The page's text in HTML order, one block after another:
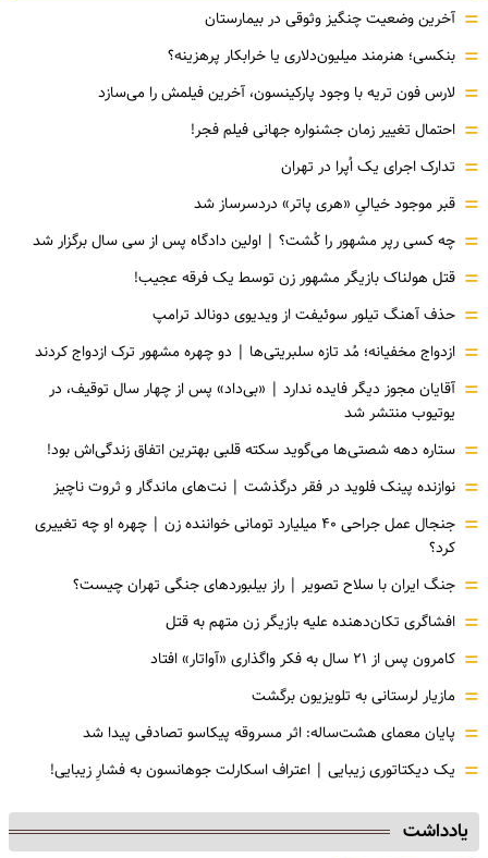
= آخرین وضعیت چنگیز وثوقی در بیمارستان
= بنکسی؛ هنرمند میلیون‌دلاری یا خرابکار پرهزینه؟
= لارس فون تریه با وجود پارکینسون، آخرین فیلمش را می‌سازد
= احتمال تغییر زمان جشنواره جهانی فیلم فجر!
= تدارک اجرای یک اُپرا در تهران
= قبر موجود خیالیِ «هری پاتر» دردسرساز شد
= چه کسی رپر مشهور را کُشت؟ | اولین دادگاه پس از سی سال برگزار شد
= قتل هولناک بازیگر مشهور زن توسط یک فرقه عجیب!
= حذف آهنگ تیلور سوئیفت از ویدیوی دونالد ترامپ
= ازدواج مخفیانه؛ مُد تازه سلبریتی‌ها | دو چهره مشهور ترک ازدواج کردند
= آقایان مجوز دیگر فایده ندارد | «بی‌داد» پس از چهار سال توقیف، در
یوتیوب منتشر شد
= ستاره دهه شصتی‌ها می‌گوید سکته قلبی بهترین اتفاق زندگی‌اش بود!
= نوازنده پینک فلوید در فقر درگذشت | نت‌های ماندگار و ثروت ناچیز
=
جنجال عمل جراحی ۴۰ میلیارد تومانی خواننده زن | چهره او چه تغییری
کرد؟
= جنگ ایران با سلاح تصویر | راز بیلبوردهای جنگی تهران چیست؟
= افشاگری‌ تکان‌دهنده علیه بازیگر زن متهم به قتل
= کامرون پس از ۲۱ سال به فکر واگذاری «آواتار» افتاد
= مازیار لرستانی به تلویزیون برگشت
= پایان معمای هشت‌ساله: اثر مسروقه پیکاسو تصادفی پیدا شد
= یک دیکتاتوری زیبایی | اعتراف اسکارلت جوهانسون به فشارِ زیبایی!
یادداشت